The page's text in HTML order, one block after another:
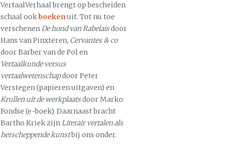
VertaalVerhaal brengt op bescheiden
schaal ookboekenuit. Tot nu toe
verschenenDe hond van Rabelaisdoor
Hans van Pinxteren, Cervantes & co
door Barber van de Pol en
Vertaalkunde versus
vertaalwetenschapdoor Peter
Verstegen (papieren uitgaven) en
Krullen uit de werkplaatsdoor Marko
Fondse (e-boek). Daarnaast bracht
Bartho Kriek zijnLiterair vertalen als
herscheppende kunstbij ons onder.